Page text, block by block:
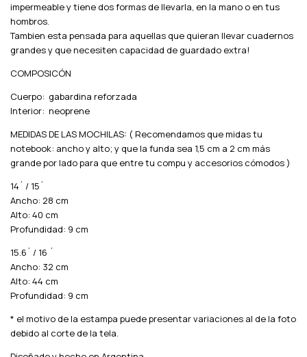
impermeable y tiene dos formas de llevarla, en la mano o en tus
hombros.
Tambien esta pensada para aquellas que quieran llevar cuadernos
grandes y que necesiten capacidad de guardado extra!
COMPOSICÓN
Cuerpo: gabardina reforzada
Interior: neoprene
MEDIDAS DE LAS MOCHILAS: ( Recomendamos que midas tu
notebook: ancho y alto; y que la funda sea 1,5 cm a 2 cm más
grande por lado para que entre tu compu y accesorios cómodos )
14´ / 15´
Ancho: 28 cm
Alto: 40 cm
Profundidad: 9 cm
15.6´ / 16 ´
Ancho: 32 cm
Alto: 44 cm
Profundidad: 9 cm
* el motivo de la estampa puede presentar variaciones al de la foto
debido al corte de la tela.